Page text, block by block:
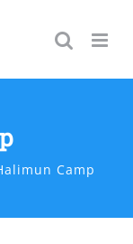
Camp